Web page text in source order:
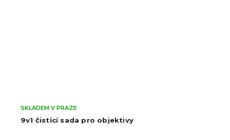
Pouzdro na 3 filtry (do 77mm)
SKLADEM V PRAZE